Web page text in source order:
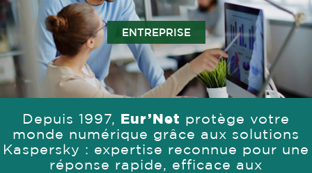
ENTREPRISE
Depuis 1997, Eur’Net protège votre
monde numérique grâce aux solutions
Kaspersky : expertise reconnue pour une
réponse rapide, efficace aux